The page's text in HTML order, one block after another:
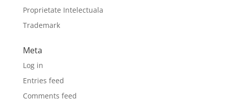
Proprietate Intelectuala
Trademark
Meta
Log in
Entries feed
Comments feed